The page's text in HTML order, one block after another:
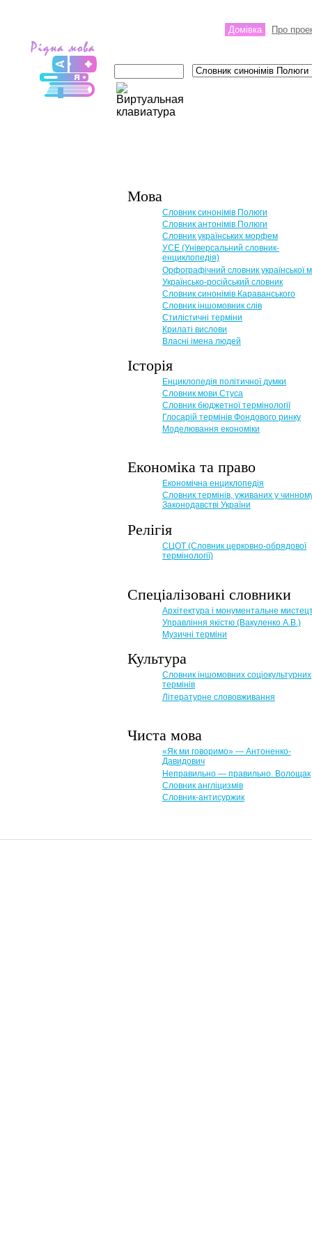
Домівка Про
Мова
Словник синонімів Полюги
Словник антонімів Полюги
Словник українських морфем
УСЕ (Універсальний словник-
енциклопедія)
Орфографічний словник української
Українсько-російський словник
Словник синонімів Караванського
Словник іншомовник слів
Стилістичні терміни
Крилаті вислови
Власні імена людей
Історія
Енциклопедія політичної думки
Словник мови Стуса
Словник бюджетної термінології
Глосарій термінів Фондового ринку
Моделювання економіки
Економіка та право
Eкономічна енциклопедія
Словник термінів, уживаних у
Законодавстві України
Релігія
СЦОТ (Словник церковно-обрядової
термінології)
Спеціалізовані словники
Архітектура і монументальне
Управління якістю (Вакуленко А.В.)
Музичні терміни
Культура
Словник іншомовних соціокультурних
термінів
Літературне слововживання
Чиста мова
«Як ми говоримо» — Антоненко-
Давидович
Неправильно — правильно. Волощак
Словник англіцизмів
Словник-антисуржик